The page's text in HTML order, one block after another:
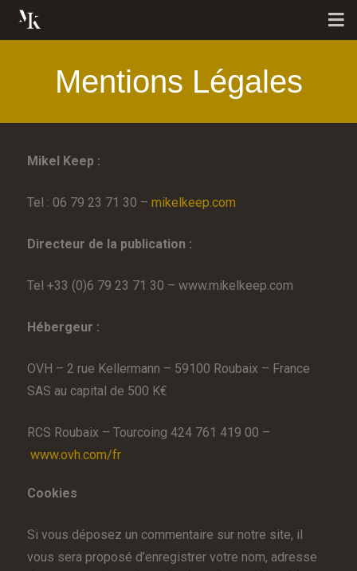
SPECTACLE
GALERIE
AGENDA
CONTACT
Mentions Légales
Mikel Keep :
Tel : 06 79 23 71 30 – mikelkeep.com
Directeur de la publication :
Tel +33 (0)6 79 23 71 30 – www.mikelkeep.com
Hébergeur :
OVH – 2 rue Kellermann – 59100 Roubaix – France
SAS au capital de 500 K€
RCS Roubaix – Tourcoing 424 761 419 00 –
www.ovh.com/fr
Cookies
Si vous déposez un commentaire sur notre site, il
vous sera proposé d’enregistrer votre nom, adresse